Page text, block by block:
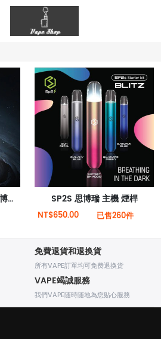
【SP2s思博瑞電子菸】思博瑞 SP2 PRO 主機 SP2S 思博瑞 主機 煙桿
NT$650.00 已售260件
免費退貨和退换貨
所有VAPE訂單均可免费退换货
VAPE竭誠服務
我們VAPE随時随地為您贴心服務